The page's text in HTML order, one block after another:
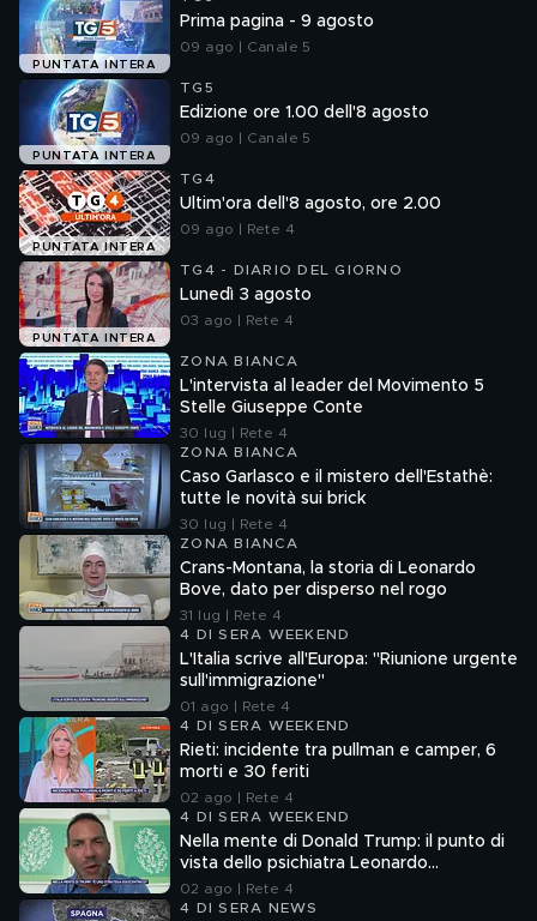
PUNTATA INTERA
Prima pagina - 9 agosto
09 ago | Canale 5
PUNTATA INTERA
TG5
Edizione ore 1.00 dell'8 agosto
09 ago | Canale 5
PUNTATA INTERA
TG4
Ultim'ora dell'8 agosto, ore 2.00
09 ago | Rete 4
PUNTATA INTERA
TG4 - DIARIO DEL GIORNO
Lunedì 3 agosto
03 ago | Rete 4
ZONA BIANCA
L'intervista al leader del Movimento 5
Stelle Giuseppe Conte
30 lug | Rete 4
ZONA BIANCA
Caso Garlasco e il mistero dell'Estathè:
tutte le novità sui brick
30 lug | Rete 4
ZONA BIANCA
Crans-Montana, la storia di Leonardo
Bove, dato per disperso nel rogo
31 lug | Rete 4
4 DI SERA WEEKEND
L'Italia scrive all'Europa: "Riunione urgente
sull'immigrazione"
01 ago | Rete 4
4 DI SERA WEEKEND
Rieti: incidente tra pullman e camper, 6
morti e 30 feriti
02 ago | Rete 4
4 DI SERA WEEKEND
Nella mente di Donald Trump: il punto di
vista dello psichiatra Leonardo
Mendolicchio
02 ago | Rete 4
4 DI SERA NEWS